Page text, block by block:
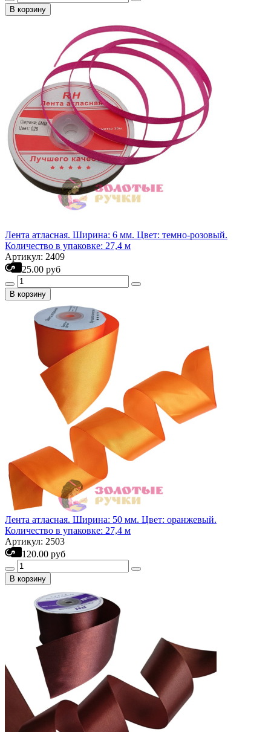
В корзину
Лента атласная. Ширина: 6 мм. Цвет: темно-розовый.
Количество в упаковке: 27,4 м
Артикул: 2409
25.00 руб
В корзину
Лента атласная. Ширина: 50 мм. Цвет: оранжевый.
Количество в упаковке: 27,4 м
Артикул: 2503
120.00 руб
В корзину